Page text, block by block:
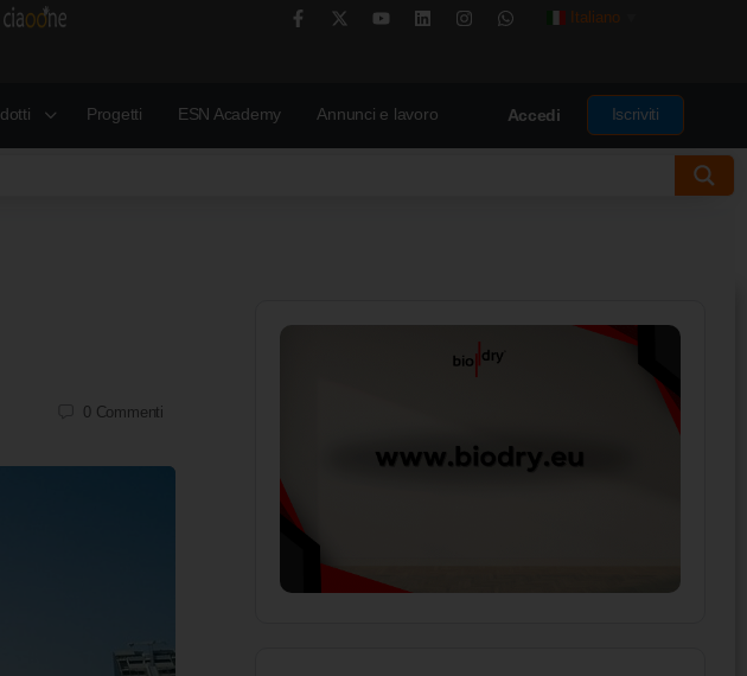
Italiano
Progetti ESN Academy Annunci e lavoro Accedi Iscriviti
0 Commenti